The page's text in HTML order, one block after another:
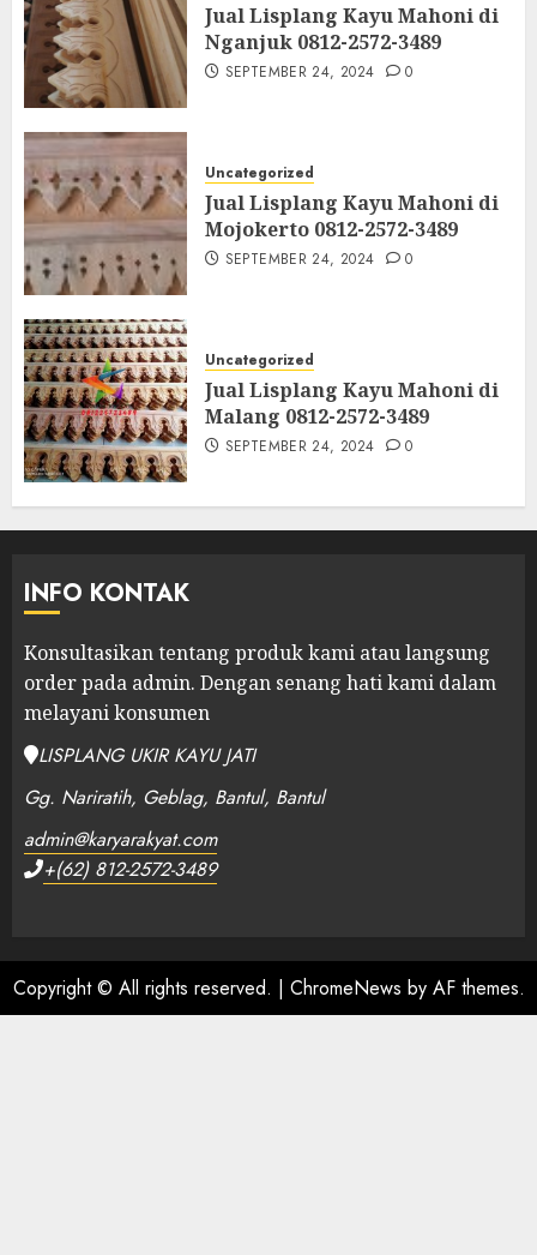
Jual Lisplang Kayu Mahoni di
Nganjuk 0812-2572-3489
SEPTEMBER 24, 2024 0
Uncategorized
Jual Lisplang Kayu Mahoni di
Mojokerto 0812-2572-3489
SEPTEMBER 24, 2024 0
Uncategorized
Jual Lisplang Kayu Mahoni di
Malang 0812-2572-3489
SEPTEMBER 24, 2024 0
INFO KONTAK
Konsultasikan tentang produk kami atau langsung
order pada admin. Dengan senang hati kami dalam
melayani konsumen
LISPLANG UKIR KAYU JATI
Gg. Nariratih, Geblag, Bantul, Bantul
admin@karyarakyat.com
+(62) 812-2572-3489
Copyright © All rights reserved. | ChromeNews by AF themes.